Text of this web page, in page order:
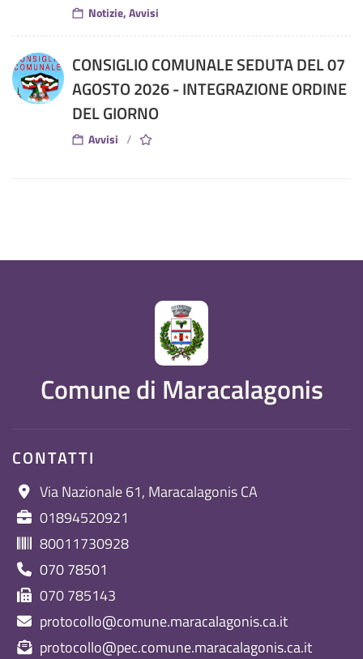
Notizie, Avvisi
CONSIGLIO COMUNALE SEDUTA DEL 07
AGOSTO 2026 - INTEGRAZIONE ORDINE
DEL GIORNO
Avvisi
Comune di Maracalagonis
CONTATTI
Via Nazionale 61, Maracalagonis CA
01894520921
80011730928
070 78501
070 785143
protocollo@comune.maracalagonis.ca.it
protocollo@pec.comune.maracalagonis.ca.it